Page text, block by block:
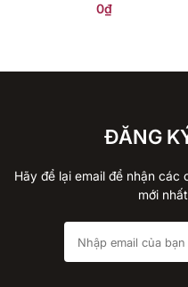
0₫
ĐĂNG
Hãy để lại email để nhận
mới